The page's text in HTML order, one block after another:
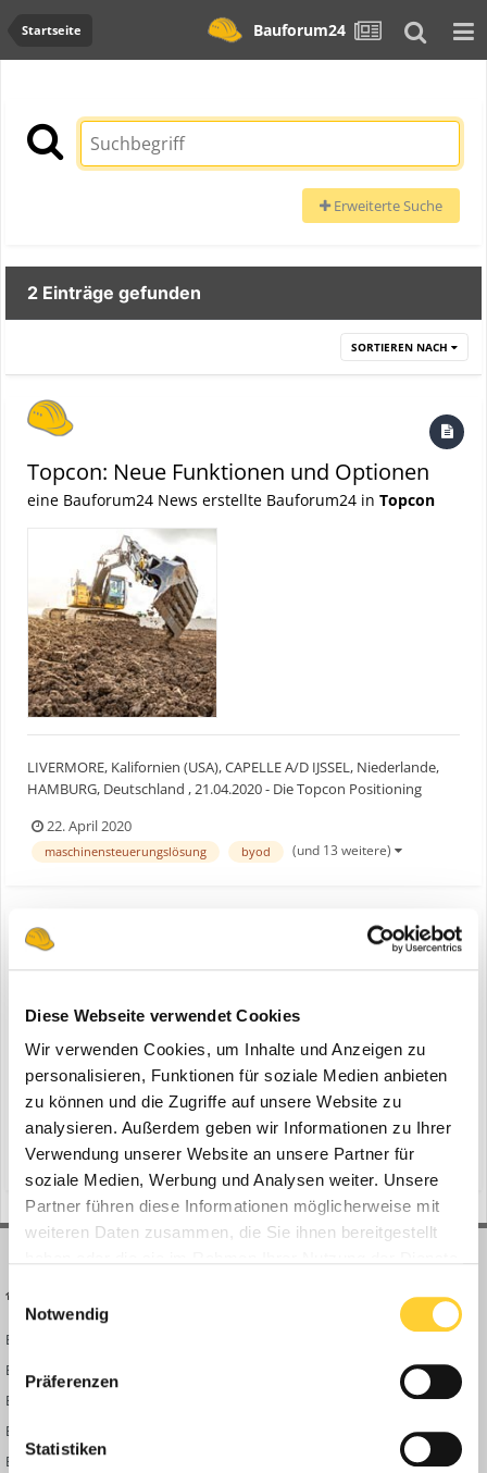
Diese Webseite verwendet Cookies
Wir verwenden Cookies, um Inhalte und Anzeigen zu
personalisieren, Funktionen für soziale Medien anbieten
zu können und die Zugriffe auf unsere Website zu
analysieren. Außerdem geben wir Informationen zu Ihrer
Verwendung unserer Website an unsere Partner für
soziale Medien, Werbung und Analysen weiter. Unsere
Partner führen diese Informationen möglicherweise mit
weiteren Daten zusammen, die Sie ihnen bereitgestellt
Einwilligungsauswahl
Notwendig
Präferenzen
Statistiken
Startseite Bauforum24
Erweiterte Suche
2 Einträge gefunden
SORTIEREN NACH
Topcon: Neue Funktionen und Optionen
eine Bauforum24 News erstellte Bauforum24 in Topcon
LIVERMORE, Kalifornien (USA), CAPELLE A/D IJSSEL, Niederlande,
HAMBURG, Deutschland , 21.04.2020 - Die Topcon Positioning
Maschinensteuerungslösungen vor. Für Bauunternehmen bieten
sich Möglichkeiten zu mehr Leistung und Wirtschaftlichkeit bei
22. April 2020
maschinensteuerungslösung byod (und 13 weitere)
ein Thema erstellte Bauforum24 inNews aus der
LIVERMORE, Kalifornien (USA), CAPELLE A/D IJSSEL, Niederlande,
HAMBURG, Deutschland , 21.04.2020 - Die Topcon Positioning
Group stellt Weiterentwicklungen ihrer
Maschinensteuerungslösungen vor. Für Bauunternehmen bieten
sich Möglichkeiten zu mehr Leistung und Wirtschaftlichkeit bei
Erdbewegungsarbei...
22. April 2020
maschinensteuerungslösung byod (und 13 weitere)
Bauforum24 News
Bauforum24 TV
BF24 Mediathek
BF24 Fotostrecken
Bauforum Shop